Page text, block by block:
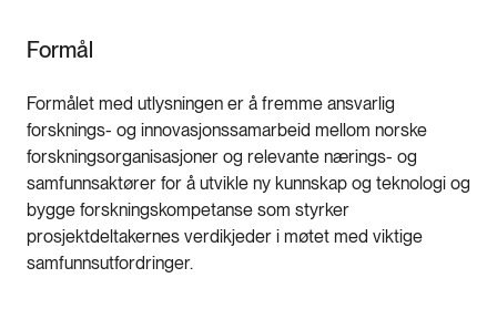
Formål
Formålet med utlysningen er å fremme ansvarlig
forsknings- og innovasjonssamarbeid mellom norske
forskningsorganisasjoner og relevante nærings- og
samfunnsaktører for å utvikle ny kunnskap og teknologi og
bygge forskningskompetanse som styrker
prosjektdeltakernes verdikjeder i møtet med viktige
samfunnsutfordringer.